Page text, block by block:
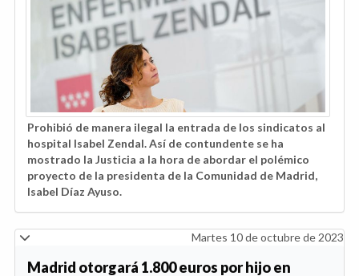
Prohibió de manera ilegal la entrada de los sindicatos al
hospital Isabel Zendal. Así de contundente se ha
mostrado la Justicia a la hora de abordar el polémico
proyecto de la presidenta de la Comunidad de Madrid,
Isabel Díaz Ayuso.
Martes 10 de octubre de 2023
Madrid otorgará 1.800 euros por hijo en